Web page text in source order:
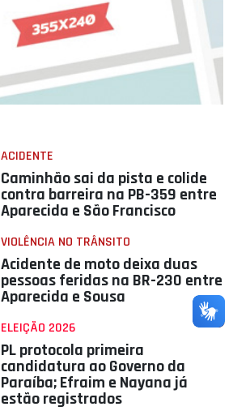
ACIDENTE
Caminhão sai da pista e colide
contra barreira na PB-359 entre
Aparecida e São Francisco
VIOLÊNCIA NO TRÂNSITO
Acidente de moto deixa duas
pessoas feridas na BR-230 entre
Aparecida e Sousa
ELEIÇÃO 2026
PL protocola primeira
candidatura ao Governo da
Paraíba; Efraim e Nayana já
estão registrados